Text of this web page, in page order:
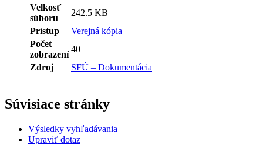
Velkosť
súboru
242.5 KB
Prístup
Verejná kópia
Počet
zobrazení
40
Zdroj
SFÚ – Dokumentácia
Súvisiace stránky
Výsledky vyhľadávania
Upraviť dotaz